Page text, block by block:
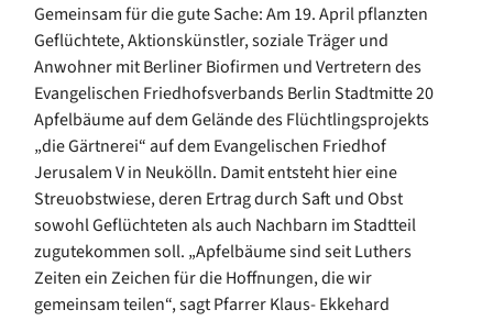
Gemeinsam für die gute Sache: Am 19. April pflanzten
Geflüchtete, Aktionskünstler, soziale Träger und
Anwohner mit Berliner Biofirmen und Vertretern des
Evangelischen Friedhofsverbands Berlin Stadtmitte 20
Apfelbäume auf dem Gelände des Flüchtlingsprojekts
„die Gärtnerei“ auf dem Evangelischen Friedhof
Jerusalem V in Neukölln. Damit entsteht hier eine
Streuobstwiese, deren Ertrag durch Saft und Obst
sowohl Geflüchteten als auch Nachbarn im Stadtteil
zugutekommen soll. „Apfelbäume sind seit Luthers
Zeiten ein Zeichen für die Hoffnungen, die wir
gemeinsam teilen“, sagt Pfarrer Klaus- Ekkehard